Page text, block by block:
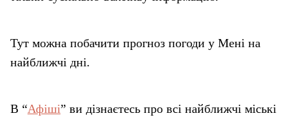
Тут можна побачити прогноз погоди у Мені на
найближчі дні.
В “Афіші” ви дізнаєтесь про всі найближчі міські